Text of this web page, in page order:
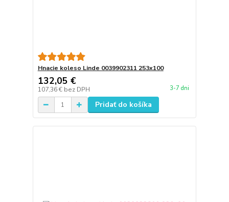
Hnacie koleso Linde 0039902311 253x100
132,05 €
107,36 € bez DPH 3-7 dni
Pridať do košíka